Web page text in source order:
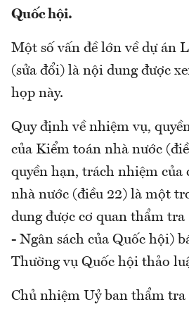
Quốc hội.
Một số vấn đề lớn về dự án
(sửa đổi) là nội dung được
họp này.
Quy định về nhiệm vụ,
của Kiểm toán nhà nước
quyền hạn, trách nhiệm của
nhà nước (điều 22) là một
dung được cơ quan thẩm
- Ngân sách của Quốc hội)
Thường vụ Quốc hội thảo
Chủ nhiệm Uỷ ban thẩm